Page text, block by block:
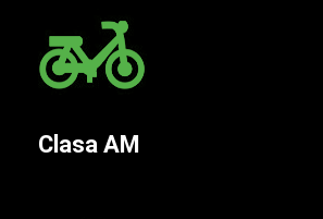
Clasa AM